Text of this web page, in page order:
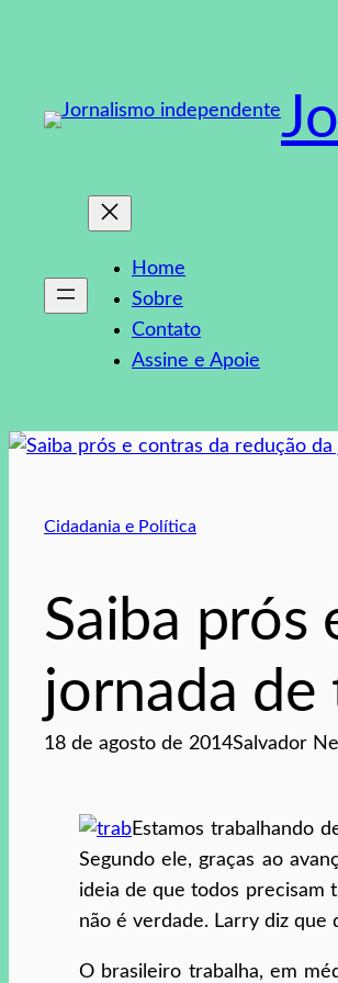
conteúdo
Home
Sobre
Contato
Assine e Apoie
Cidadania e Política
Saiba prós
jornada de
18 de agosto de 2014Salvador
Estamos trabalhando
Segundo ele, graças ao
ideia de que todos precisam
não é verdade. Larry diz que
O brasileiro trabalha, em